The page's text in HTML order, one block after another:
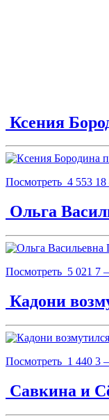
Ксения
Посмотреть 4 553 18
Ольга
Посмотреть 5 021 7
Кадони
Посмотреть 1 440 3
Савкина и